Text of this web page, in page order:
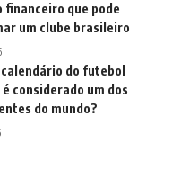
financeiro que pode
um clube brasileiro
do futebol
considerado um dos
do mundo?